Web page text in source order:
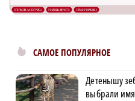
САМОЕ ПОПУЛЯРНОЕ
Детенышу
выбрали имя